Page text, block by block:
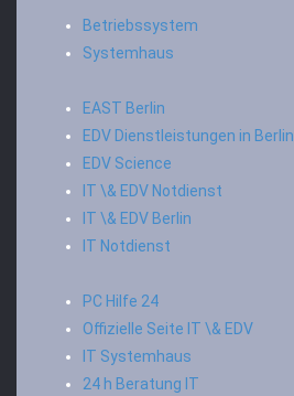
Betriebssystem
Systemhaus
EAST Berlin
EDV Dienstleistungen in Berlin
EDV Science
IT \& EDV Notdienst
IT \& EDV Berlin
IT Notdienst
PC Hilfe 24
Offizielle Seite IT \& EDV
IT Systemhaus
24 h Beratung IT